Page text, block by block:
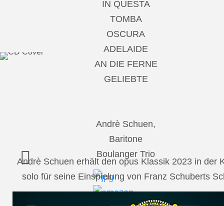
IN QUESTA
TOMBA
OSCURA
ADELAIDE
AN DIE FERNE
GELIEBTE
Andrè Schuen,
Baritone
Boulanger Trio
Andrè Schuen erhält den opus Klassik 2023 in der
solo für seine Einspielung von Franz Schuberts